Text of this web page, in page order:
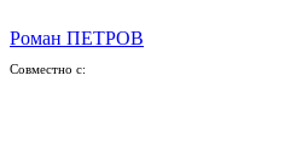
Роман ПЕТРОВ
Совместно с: